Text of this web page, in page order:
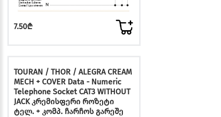
7.50₾
TOURAN / THOR / ALEGRA CREAM
MECH + COVER Data - Numeric
Telephone Socket CAT3 WITHOUT
JACK კრემისფერი როზეტი
ტელ. + კომპ. ჩარჩოს გარეშე